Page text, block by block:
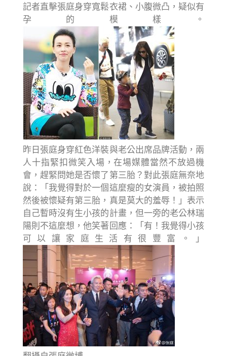
記者直擊張庭身穿寬鬆衣裙、小腹微凸，疑似有
孕的模樣。
昨日張庭身穿紅色洋裝與老公出席品牌活動，兩
人十指緊扣微笑入場，在場媒體當然不放過機
會，趕緊問她是否懷了第三胎？對此張庭無奈地
說：「我覺得對於一個這麼瘦的女演員，被拍照
然後被懷疑有第三胎，真是莫大的羞辱！」表示
自己暫時沒有生小孩的計畫，但一旁的老公林瑞
陽則不這麼想，他笑著回應：「有！我覺得小孩
可以讓家庭生活有很豐富。」